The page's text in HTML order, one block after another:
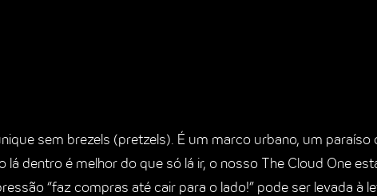
sem brezels (pretzels). É um marco urbano, um paraíso
dentro é melhor do que só lá ir, o nosso The Cloud One
“faz compras até cair para o lado!” pode ser levada à